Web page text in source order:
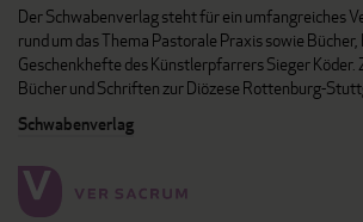
Der Schwabenverlag steht für ein umfangreiches
rund um das Thema Pastorale Praxis sowie
Geschenkhefte des Künstlerpfarrers Sieger Köder.
Bücher und Schriften zur Diözese Rottenburg-
Schwabenverlag